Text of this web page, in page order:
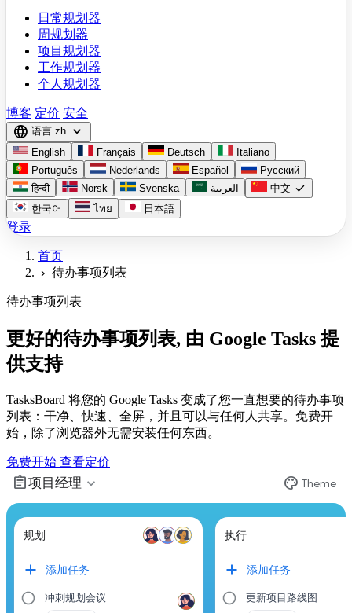
日常规划器
周规划器
项目规划器
工作规划器
个人规划器
博客 定价 安全
language 语言 zh expand_more
English Français Deutsch
Italiano
Português
Nederlands Español
Русский
हिन्दी
Norsk Svenska العربية 中文 check
한국어 ไทย 日本語
登录
首页
chevron_right 待办事项列表
待办事项列表
更好的待办事项列表, 由 Google Tasks 提
供支持
TasksBoard 将您的 Google Tasks 变成了您一直想要的待办事项
列表：干净、快速、全屏，并且可以与任何人共享。免费开
始，除了浏览器外无需安装任何东西。
免费开始 查看定价
assignment项目经理 expand_more palette Theme
规划
添加任务
冲刺规划会议
执行
添加任务
更新项目路线图